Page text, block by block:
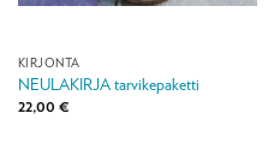
KIRJONTA
NEULAKIRJA tarvikepaketti
22,00 €